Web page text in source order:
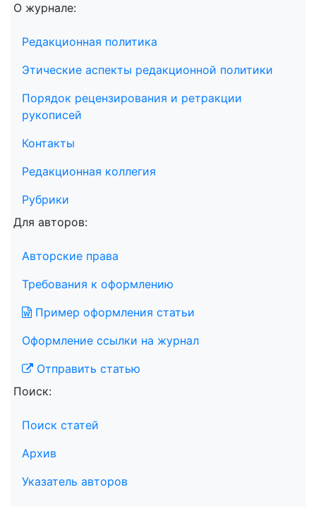
О журнале:
Редакционная политика
Этические аспекты редакционной политики
Порядок рецензирования и ретракции
рукописей
Контакты
Редакционная коллегия
Рубрики
Для авторов:
Авторские права
Требования к оформлению
Пример оформления статьи
Оформление ссылки на журнал
Отправить статью
Поиск:
Поиск статей
Архив
Указатель авторов